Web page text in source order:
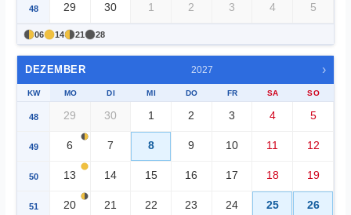
48 29 30 1 2 3 4 5
06 14 21 28
DEZEMBER 2027 ›
KW MO DI MI DO FR SA SO
48 29 30 1 2 3 4 5
49 6 7 8 9 10 11 12
50 13 14 15 16 17 18 19
51 20 21 22 23 24 25 26